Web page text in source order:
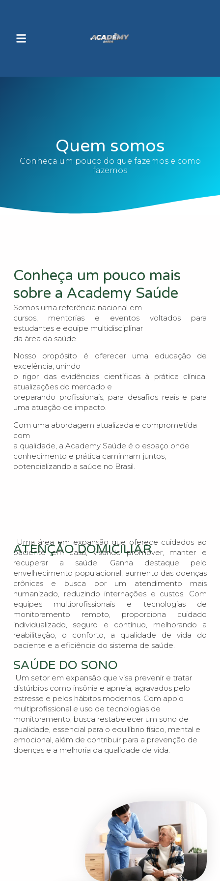
Quem somos
Conheça um pouco do que fazemos e como
fazemos
Conheça um pouco mais
sobre a Academy Saúde
Somos uma referência nacional em
cursos, mentorias e eventos voltados para
estudantes e equipe multidisciplinar
da área da saúde.
Nosso propósito é oferecer uma educação de
excelência, unindo
o rigor das evidências científicas à prática clínica,
atualizações do mercado e
preparando profissionais, para desafios reais e para
uma atuação de impacto.
Com uma abordagem atualizada e comprometida
com
a qualidade, a Academy Saúde é o espaço onde
conhecimento e prática caminham juntos,
potencializando a saúde no Brasil.
ATENÇÃO DOMICILIAR
Uma área em expansão que oferece cuidados ao
paciente em casa, visando promover, manter e
recuperar a saúde. Ganha destaque pelo
envelhecimento populacional, aumento das doenças
crônicas e busca por um atendimento mais
humanizado, reduzindo internações e custos. Com
equipes multiprofissionais e tecnologias de
monitoramento remoto, proporciona cuidado
individualizado, seguro e contínuo, melhorando a
reabilitação, o conforto, a qualidade de vida do
paciente e a eficiência do sistema de saúde.
SAÚDE DO SONO
Um setor em expansão que visa prevenir e tratar
distúrbios como insônia e apneia, agravados pelo
estresse e pelos hábitos modernos. Com apoio
multiprofissional e uso de tecnologias de
monitoramento, busca restabelecer um sono de
qualidade, essencial para o equilíbrio físico, mental e
emocional, além de contribuir para a prevenção de
doenças e a melhoria da qualidade de vida.